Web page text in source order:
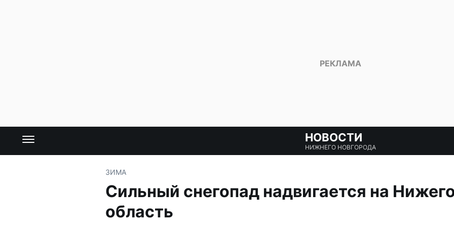
НОВОСТИ
НИЖНЕГО НОВГОРОДА
ЗИМА
Сильный снегопад надвигается на
область